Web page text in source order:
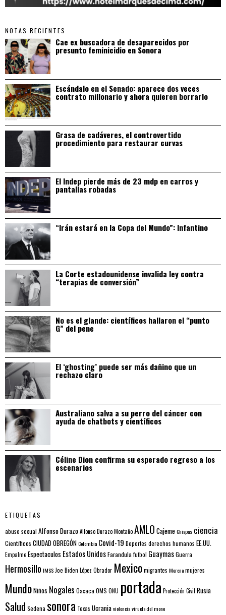
NOTAS RECIENTES
Cae ex buscadora de desaparecidos por
presunto feminicidio en Sonora
Escándalo en el Senado: aparece dos veces
contrato millonario y ahora quieren borrarlo
Grasa de cadáveres, el controvertido
procedimiento para restaurar curvas
El Indep pierde más de 23 mdp en carros y
pantallas robadas
“Irán estará en la Copa del Mundo”: Infantino
La Corte estadounidense invalida ley contra
“terapias de conversión”
No es el glande: científicos hallaron el “punto
G” del pene
El ‘ghosting’ puede ser más dañino que un
rechazo claro
Australiano salva a su perro del cáncer con
ayuda de chatbots y científicos
Céline Dion confirma su esperado regreso a los
escenarios
ETIQUETAS
abuso sexual Alfonso DurazoAlfonso Durazo MontañoAMLO CajemeChiapas ciencia
Científicos CIUDAD OBREGÓNColombia Covid-19 Deportes derechos humanos EE.UU.
EmpalmeEspectaculos Estados UnidosFarandulafutbol GuaymasGuerra
Hermosillo IMSS Joe Biden López Obrador Mexicomigrantes Morenamujeres
MundoNiños Nogales Oaxaca OMS ONU portada Protección Civil Rusia
Salud Sedena sonora Texas Ucraniaviolenciaviruela del mono